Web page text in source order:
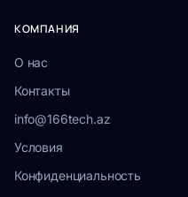
КОМПАНИЯ
О нас
Контакты
info@166tech.az
Условия
Конфиденциальность